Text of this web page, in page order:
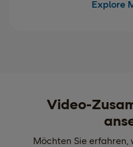
Explore
Video-
Möchten Sie erfahren,